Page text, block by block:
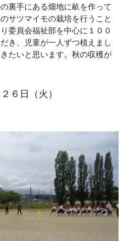
裏手にある畑地に畝を作って
サツマイモの栽培を行うこと
委員会福祉部を中心に１００
き、児童が一人ずつ植えまし
たいと思います。秋の収穫が
６ 日（ 火 ）